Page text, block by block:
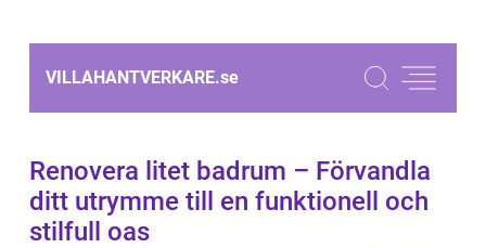
VILLAHANTVERKARE.se
Renovera litet badrum – Förvandla
ditt utrymme till en funktionell och
stilfull oas